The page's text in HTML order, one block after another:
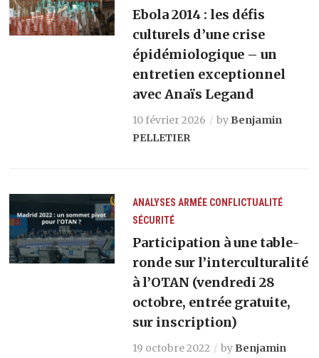
Ebola 2014 : les défis
culturels d’une crise
épidémiologique – un
entretien exceptionnel
avec Anaïs Legand
10 février 2026 by Benjamin
PELLETIER
ANALYSES ARMÉE CONFLICTUALITÉ
SÉCURITÉ
Participation à une table-
ronde sur l’interculturalité
à l’OTAN (vendredi 28
octobre, entrée gratuite,
sur inscription)
19 octobre 2022 by Benjamin